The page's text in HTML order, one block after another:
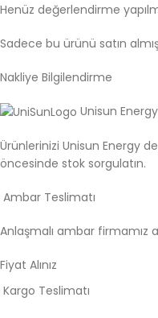
Henüz değerlendirme
Sadece bu ürünü satın
Nakliye Bilgilendirme
Unisun
Ürünlerinizi Unisun Energy
öncesinde stok sorgulatın.
Ambar Teslimatı
Anlaşmalı ambar firmamız
Fiyat Alınız
Kargo Teslimatı